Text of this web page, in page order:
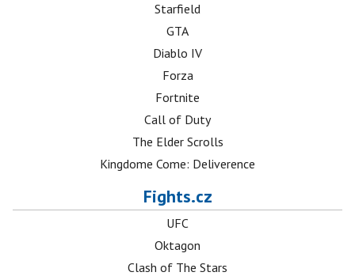
Starfield
GTA
Diablo IV
Forza
Fortnite
Call of Duty
The Elder Scrolls
Kingdome Come: Deliverence
Fights.cz
UFC
Oktagon
Clash of The Stars